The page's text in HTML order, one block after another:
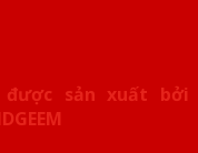
sản xuất bởi